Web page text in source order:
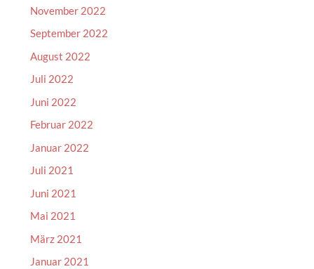
November 2022
September 2022
August 2022
Juli 2022
Juni 2022
Februar 2022
Januar 2022
Juli 2021
Juni 2021
Mai 2021
März 2021
Januar 2021